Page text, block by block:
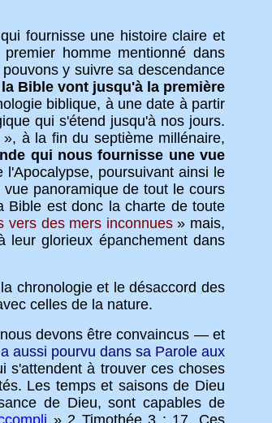
fournisse une histoire claire et
homme mentionné dans
y suivre sa descendance
Bible vont jusqu'à la première
biblique, à une date à partir
qui s'étend jusqu'à nos jours.
à la fin du septième millénaire,
qui nous fournisse une vue
poursuivant ainsi le
panoramique de tout le cours
Bible est donc la charte de toute
vers des mers inconnues» mais,
leur glorieux épanchement dans
et le désaccord des
celles de la nature.
nous devons être convaincus — et
aussi pourvu dans sa Parole aux
s'attendent à trouver ces choses
Les temps et saisons de Dieu
de Dieu, sont capables de
» 2 Timothée 3 : 17. Ces